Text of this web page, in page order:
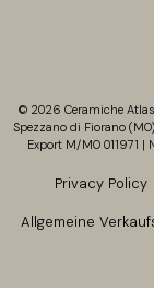
© 2026 Ceramiche Atlas
Spezzano di Fiorano
Export M/MO 011971 |
Privacy Policy
Allgemeine